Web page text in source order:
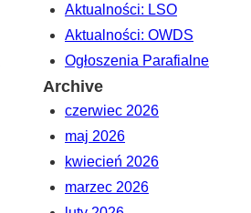
Aktualności: LSO
Aktualności: OWDS
Ogłoszenia Parafialne
Archive
czerwiec 2026
maj 2026
kwiecień 2026
marzec 2026